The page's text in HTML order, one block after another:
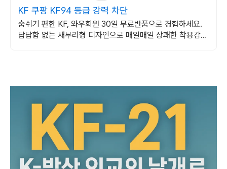
KF 쿠팡 KF94 등급 강력 차단
숨쉬기 편한 KF, 와우회원 30일 무료반품으로 경험하세요.
답답함 없는 새부리형 디자인으로 매일매일 상쾌한 착용감을